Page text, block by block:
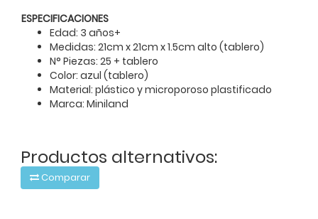
ESPECIFICACIONES
Edad: 3 años+
Medidas: 21cm x 21cm x 1.5cm alto (tablero)
N° Piezas: 25 + tablero
Color: azul (tablero)
Material: plástico y microporoso plastificado
Marca: Miniland
Productos alternativos:
Comparar